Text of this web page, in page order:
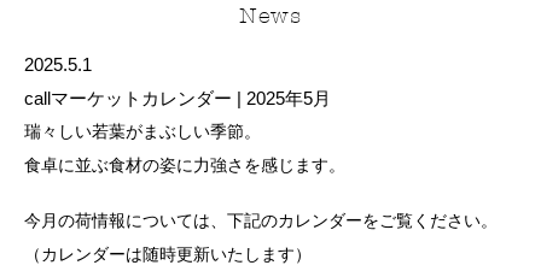
News
2025.5.1
callマーケットカレンダー | 2025年5月
瑞々しい若葉がまぶしい季節。
食卓に並ぶ食材の姿に力強さを感じます。
今月の荷情報については、下記のカレンダーをご覧ください。
（カレンダーは随時更新いたします）